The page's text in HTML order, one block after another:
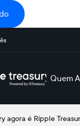
Quem
agora é Ripple